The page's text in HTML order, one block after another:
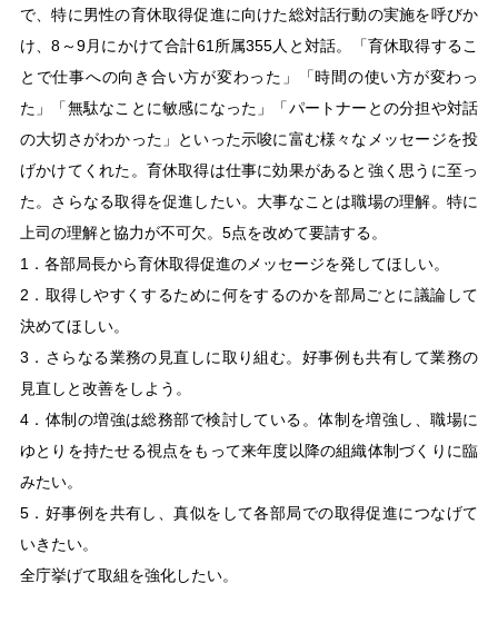
で、特に男性の育休取得促進に向けた総対話行動の実施を呼びか
け、8～9月にかけて合計61所属355人と対話。「育休取得するこ
とで仕事への向き合い方が変わった」「時間の使い方が変わっ
た」「無駄なことに敏感になった」「パートナーとの分担や対話
の大切さがわかった」といった示唆に富む様々なメッセージを投
げかけてくれた。育休取得は仕事に効果があると強く思うに至っ
た。さらなる取得を促進したい。大事なことは職場の理解。特に
上司の理解と協力が不可欠。5点を改めて要請する。
1．各部局長から育休取得促進のメッセージを発してほしい。
2．取得しやすくするために何をするのかを部局ごとに議論して
決めてほしい。
3．さらなる業務の見直しに取り組む。好事例も共有して業務の
見直しと改善をしよう。
4．体制の増強は総務部で検討している。体制を増強し、職場に
ゆとりを持たせる視点をもって来年度以降の組織体制づくりに臨
みたい。
5．好事例を共有し、真似をして各部局での取得促進につなげて
いきたい。
全庁挙げて取組を強化したい。